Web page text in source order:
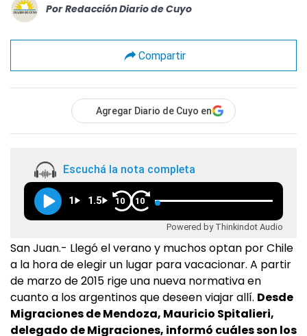
Por Redacción Diario de Cuyo
Compartir
Agregar Diario de Cuyo en
Escuchá la nota completa
1 1.5 10 10
Powered by Thinkindot Audio
San Juan.- Llegó el verano y muchos optan por Chile
a la hora de elegir un lugar para vacacionar. A partir
de marzo de 2015 rige una nueva normativa en
cuanto a los argentinos que deseen viajar allí. Desde
Migraciones de Mendoza, Mauricio Spitalieri,
delegado de Migraciones, informó cuáles son los